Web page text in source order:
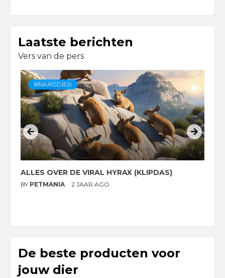
Laatste berichten
Vers van de pers
KNAAGDIER
ALLES OVER DE VIRAL HYRAX (KLIPDAS)
BY PETMANIA 2 JAAR AGO
De beste producten voor
jouw dier